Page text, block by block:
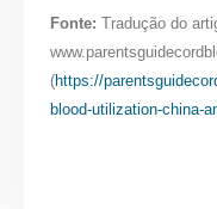
Fonte: Tradução do
(https://
blood-utilization-china-